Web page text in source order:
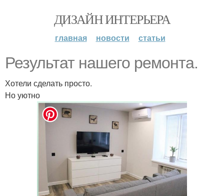
ДИЗАЙН ИНТЕРЬЕРА
главная новости статьи
Результат нашего ремонта.
Хотели сделать просто.
Но уютно